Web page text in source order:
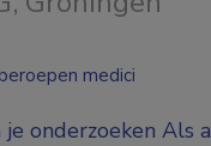
medici
onderzoeken Als